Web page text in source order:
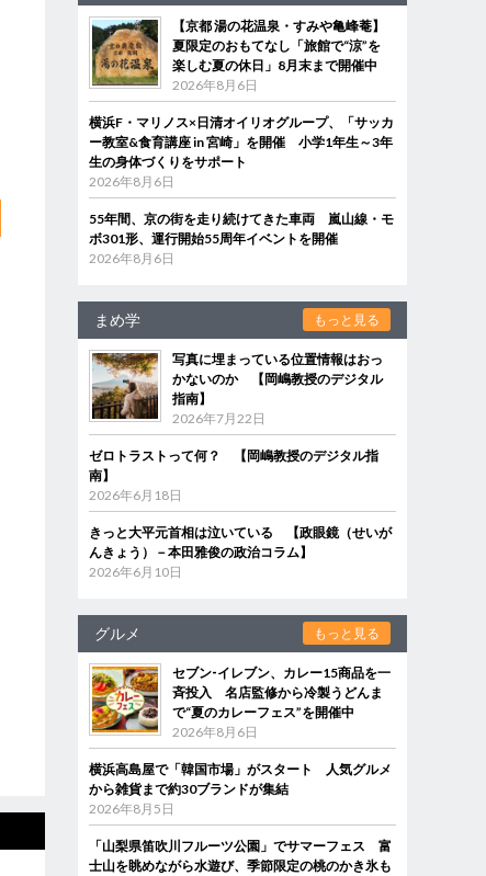
【京都 湯の花温泉・すみや亀峰菴】
夏限定のおもてなし「旅館で“涼”を
楽しむ夏の休日」8月末まで開催中
2026年8月6日
横浜F・マリノス×日清オイリオグループ、「サッカ
ー教室&食育講座 in 宮崎」を開催 小学1年生～3年
生の身体づくりをサポート
2026年8月6日
55年間、京の街を走り続けてきた車両 嵐山線・モ
ボ301形、運行開始55周年イベントを開催
2026年8月6日
まめ学 もっと見る
写真に埋まっている位置情報はおっ
かないのか 【岡嶋教授のデジタル
指南】
2026年7月22日
ゼロトラストって何？ 【岡嶋教授のデジタル指
南】
2026年6月18日
きっと大平元首相は泣いている 【政眼鏡（せいが
んきょう）－本田雅俊の政治コラム】
2026年6月10日
グルメ もっと見る
セブン‐イレブン、カレー15商品を一
斉投入 名店監修から冷製うどんま
で“夏のカレーフェス”を開催中
2026年8月6日
横浜高島屋で「韓国市場」がスタート 人気グルメ
から雑貨まで約30ブランドが集結
2026年8月5日
「山梨県笛吹川フルーツ公園」でサマーフェス 富
士山を眺めながら水遊び、季節限定の桃のかき氷も